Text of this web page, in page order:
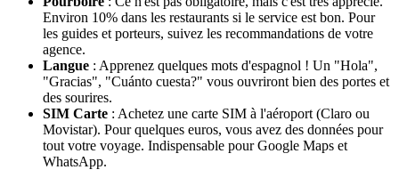
Environ 10% dans les restaurants si le service est bon. Pour
les guides et porteurs, suivez les recommandations de votre
agence.
Langue : Apprenez quelques mots d'espagnol ! Un "Hola",
"Gracias", "Cuánto cuesta?" vous ouvriront bien des portes et
des sourires.
SIM Carte : Achetez une carte SIM à l'aéroport (Claro ou
Movistar). Pour quelques euros, vous avez des données pour
tout votre voyage. Indispensable pour Google Maps et
WhatsApp.